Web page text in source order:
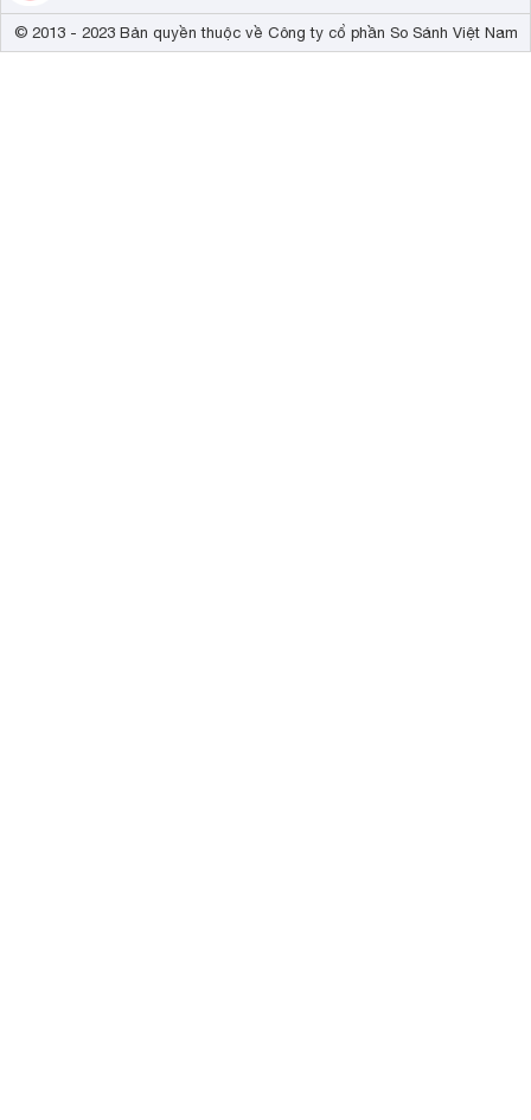
© 2013 - 2023 Bản quyền thuộc về Công ty cổ phần So Sánh Việt Nam